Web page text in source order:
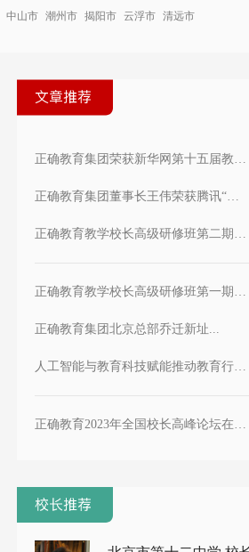
中山市 潮州市 揭阳市 云浮市 清远市
正确教育集团荣获新华网第十五届教育论坛榜样集团优秀...
正确教育集团董事长王伟荣获腾讯“教育行业影响力人物...
正确教育教学校长高级研修班第二期在京举办...
正确教育教学校长高级研修班第一期在京举办...
正确教育集团北京总部乔迁新址...
人工智能与教育科技赋能推动教育行业的创新与进步...
正确教育2023年全国校长高峰论坛在京举办...